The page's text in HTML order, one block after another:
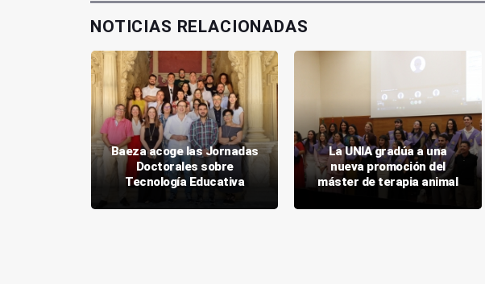
NOTICIAS RELACIONADAS
Baeza acoge las Jornadas
Doctorales sobre
Tecnología Educativa
La UNIA gradúa a una
nueva promoción del
máster de terapia animal